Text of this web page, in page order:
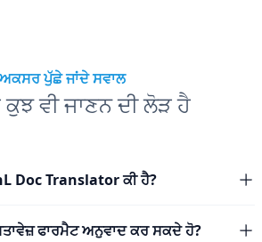
ਅਕਸਰ ਪੁੱਛੇ ਜਾਂਦੇ ਸਵਾਲ
ਵੀ ਜਾਣਨ ਦੀ ਲੋੜ ਹੈ
Doc Translator ਕੀ ਹੈ?
ਫਾਰਮੈਟ ਅਨੁਵਾਦ ਕਰ ਸਕਦੇ ਹੋ?